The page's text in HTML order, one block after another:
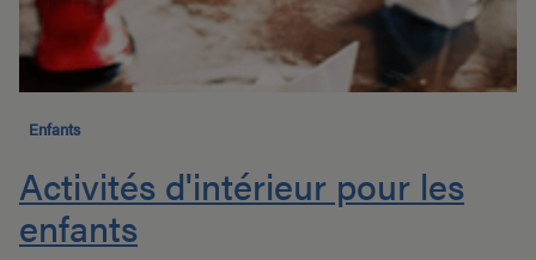
Enfants
Activités d'intérieur pour les
enfants